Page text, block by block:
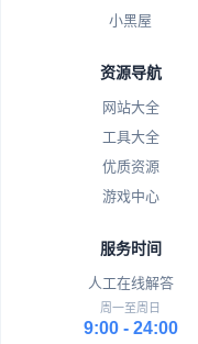
小黑屋
资源导航
网站大全
工具大全
优质资源
游戏中心
服务时间
人工在线解答
周一至周日
9:00 - 24:00